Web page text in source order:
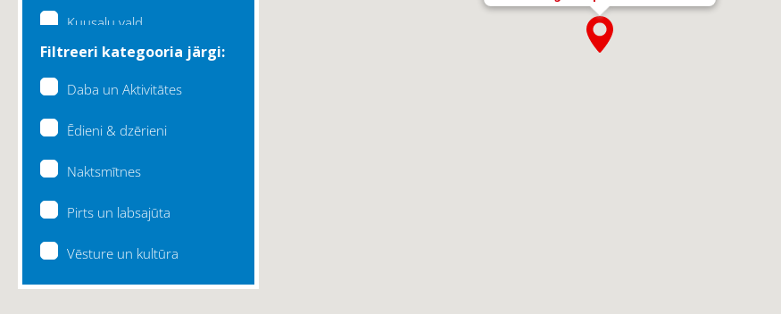
Kuusalu vald
Lääne-Harju vald
Filtreeri kategooria järgi:
Daba un Aktivitātes
Ēdieni & dzērieni
Naktsmītnes
Pirts un labsajūta
Vēsture un kultūra